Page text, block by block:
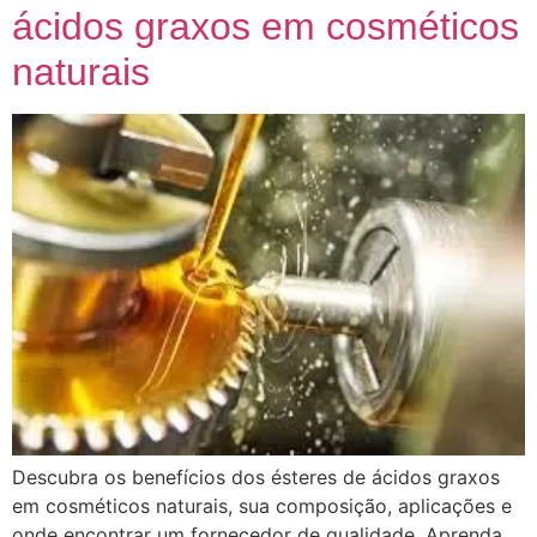
ácidos graxos em cosméticos
naturais
Descubra os benefícios dos ésteres de ácidos graxos
em cosméticos naturais, sua composição, aplicações e